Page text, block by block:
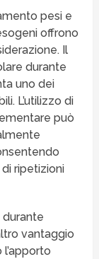
pesi e
offrono
Il
durante
uno dei
L’utilizzo di
può
ripetizioni
vantaggio